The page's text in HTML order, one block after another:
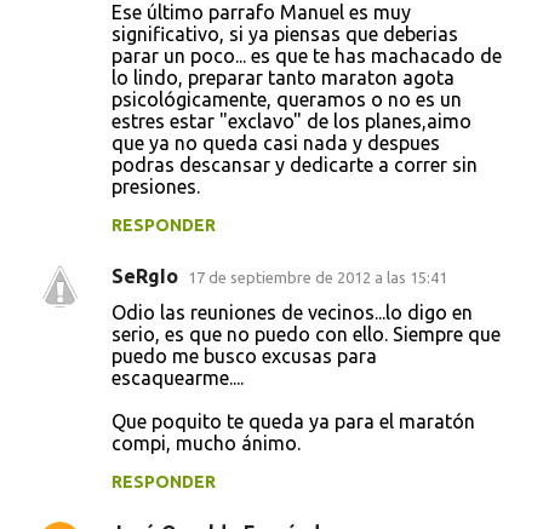
Ese último parrafo Manuel es muy
significativo, si ya piensas que deberias
parar un poco... es que te has machacado de
lo lindo, preparar tanto maraton agota
psicológicamente, queramos o no es un
estres estar "exclavo" de los planes,aimo
que ya no queda casi nada y despues
podras descansar y dedicarte a correr sin
presiones.
RESPONDER
SeRgIo 17 de septiembre de 2012 a las 15:41
Odio las reuniones de vecinos...lo digo en
serio, es que no puedo con ello. Siempre que
puedo me busco excusas para
escaquearme....
Que poquito te queda ya para el maratón
compi, mucho ánimo.
RESPONDER